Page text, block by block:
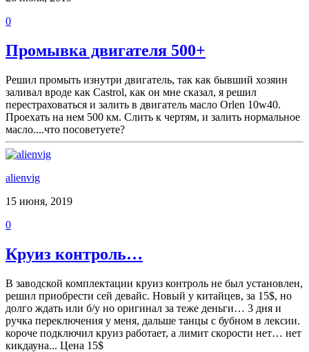
0
Промывка двигателя 500+
Решил промыть изнутри двигатель, так как бывший хозяин
заливал вроде как Castrol, как он мне сказал, я решил
перестраховаться и залить в двигатель масло Orlen 10w40.
Проехать на нем 500 км. Слить к чертям, и залить нормальное
масло....что посоветуете?
alienvig
15 июня, 2019
0
Круиз контроль…
В заводской комплектации круиз контроль не был установлен,
решил приобрести сей девайс. Новый у китайцев, за 15$, но
долго ждать или б/у но оригинал за теже деньги… 3 дня и
ручка переключения у меня, дальше танцы с бубном в лексии.
короче подключил круиз работает, а лимит скорости нет… нет
кикдауна... Цена 15$